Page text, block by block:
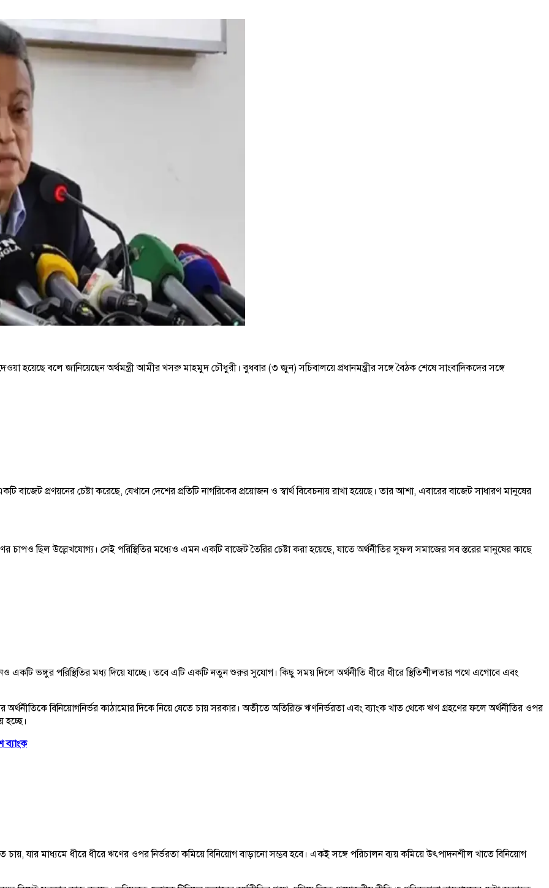
হয়েছে বলে জানিয়েছেন অর্থমন্ত্রী আমীর খসরু মাহমুদ চৌধুরী। বুধবার (৩ জুন) সচিবালয়ে প্রধানমন্ত্রীর সঙ্গে বৈঠক শেষে সাংবাদিকদের সঙ্গে
বাজেট প্রণয়নের চেষ্টা করেছে, যেখানে দেশের প্রতিটি নাগরিকের প্রয়োজন ও স্বার্থ বিবেচনায় রাখা হয়েছে। তার আশা, এবারের বাজেট সাধারণ মানুষের
চাপও ছিল উল্লেখযোগ্য। সেই পরিস্থিতির মধ্যেও এমন একটি বাজেট তৈরির চেষ্টা করা হয়েছে, যাতে অর্থনীতির সুফল সমাজের সব স্তরের মানুষের কাছে
ভঙ্গুর পরিস্থিতির মধ্য দিয়ে যাচ্ছে। তবে এটি একটি নতুন শুরুর সুযোগ। কিছু সময় দিলে অর্থনীতি ধীরে ধীরে স্থিতিশীলতার পথে এগোবে এবং
অর্থনীতিকে বিনিয়োগনির্ভর কাঠামোর দিকে নিয়ে যেতে চায় সরকার। অতীতে অতিরিক্ত ঋণনির্ভরতা এবং ব্যাংক খাত থেকে ঋণ গ্রহণের ফলে অর্থনীতির ওপর
ব্যাংক
যার মাধ্যমে ধীরে ধীরে ঋণের ওপর নির্ভরতা কমিয়ে বিনিয়োগ বাড়ানো সম্ভব হবে। একই সঙ্গে পরিচালন ব্যয় কমিয়ে উৎপাদনশীল খাতে বিনিয়োগ